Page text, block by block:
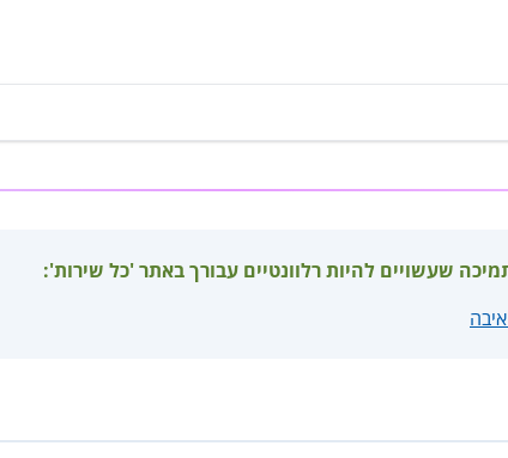
שעשויים להיות רלוונטיים עבורך באתר 'כל שירות':